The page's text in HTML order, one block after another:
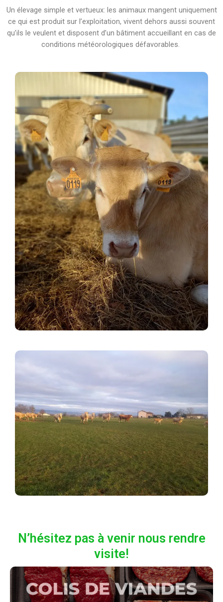
Un élevage simple et vertueux: les animaux mangent uniquement
ce qui est produit sur l’exploitation, vivent dehors aussi souvent
qu’ils le veulent et disposent d’un bâtiment accueillant en cas de
conditions météorologiques défavorables.
N’hésitez pas à venir nous rendre
visite!